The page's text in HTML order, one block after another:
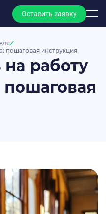
Оставить заявку
пошаговая инструкция
работу
пошаговая